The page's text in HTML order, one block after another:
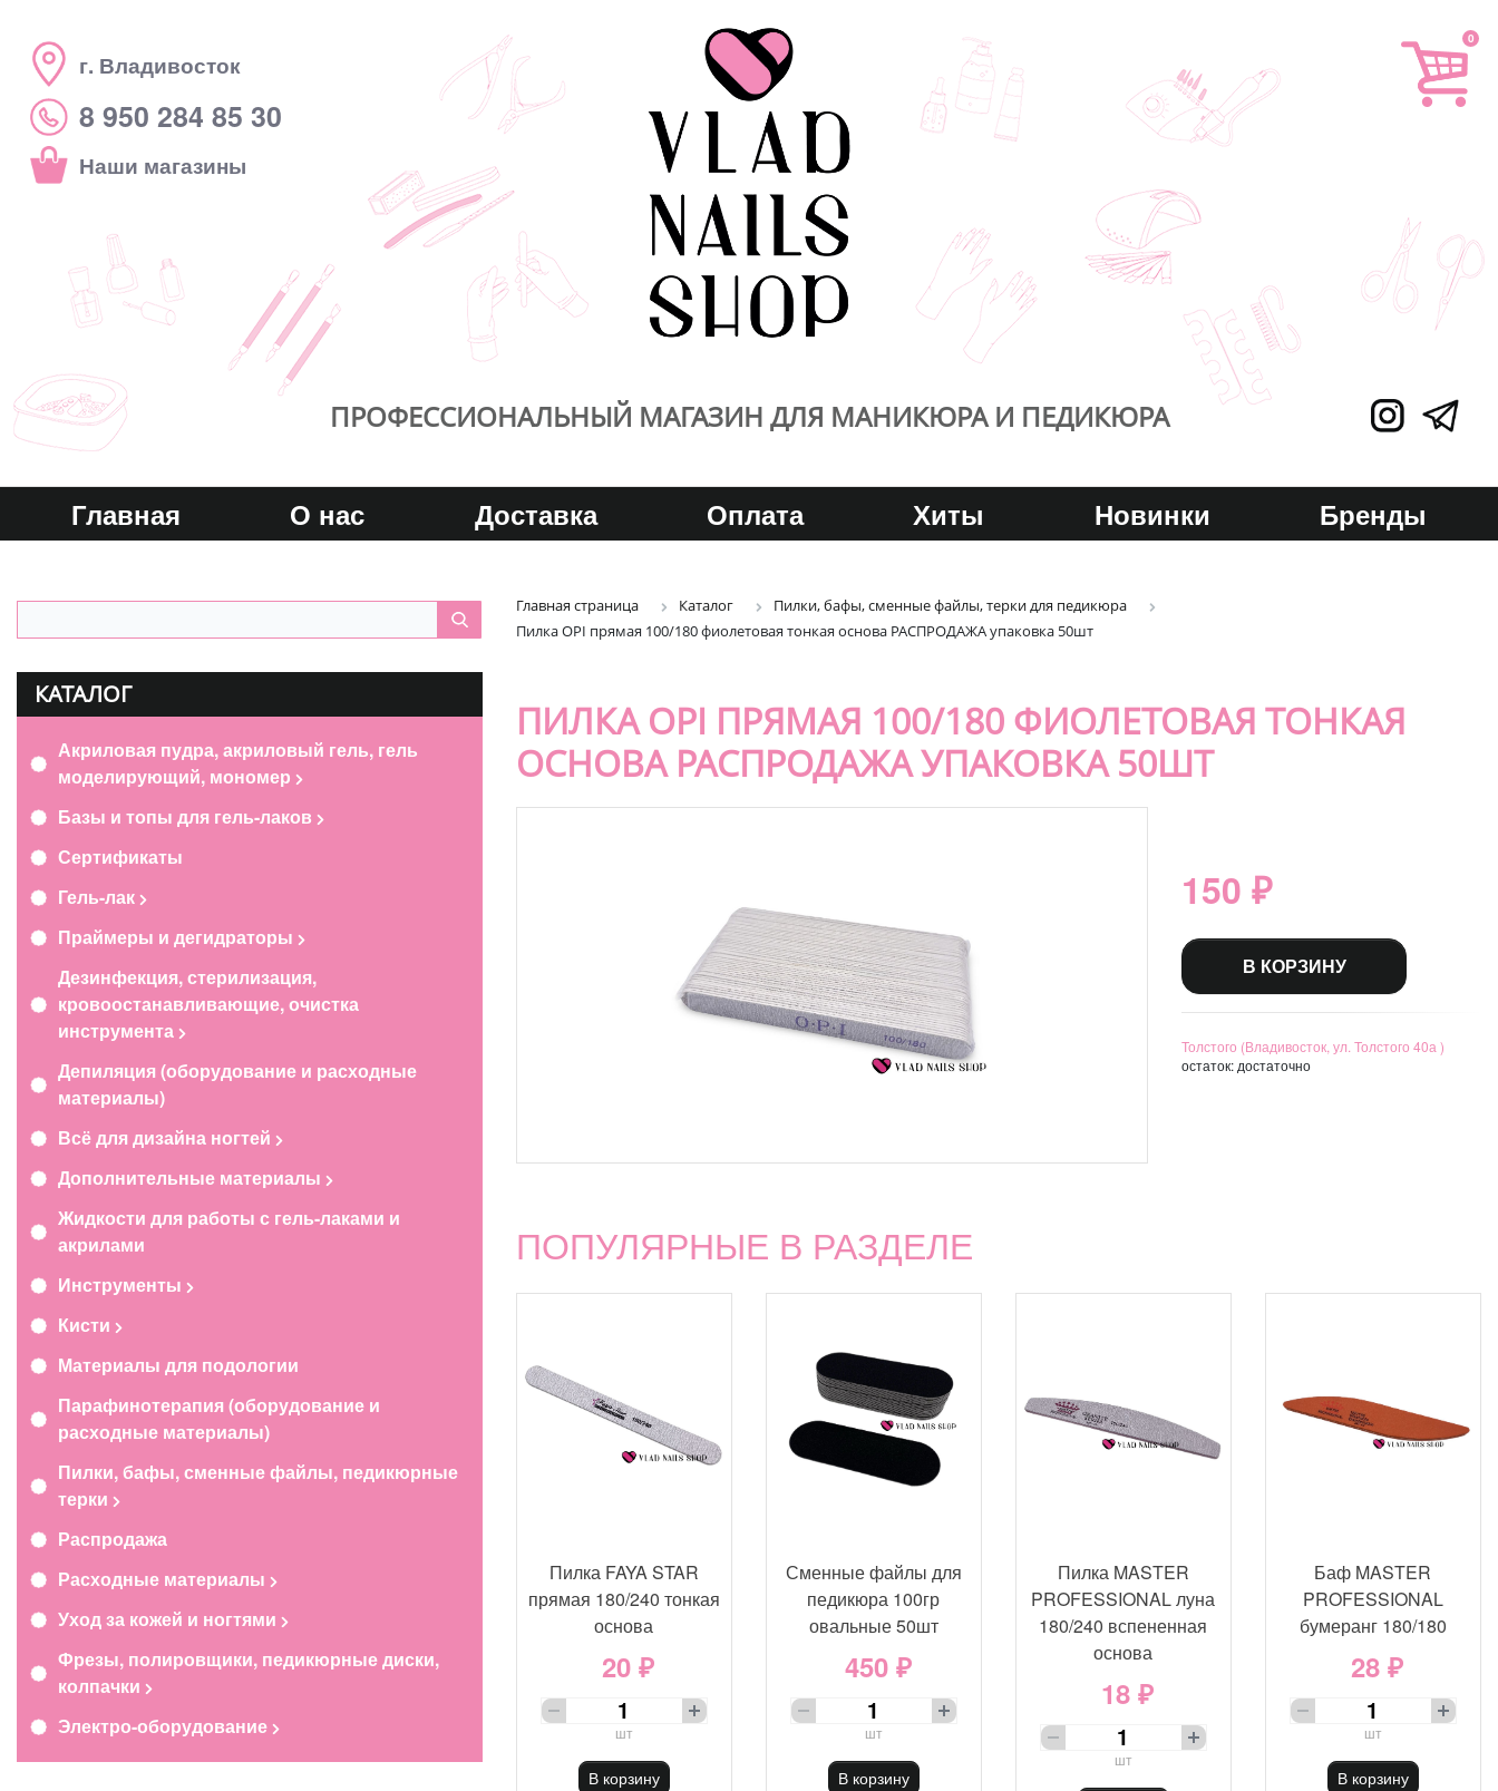
г. Владивосток
8 950 284 85 30
Наши магазины
0
ПРОФЕССИОНАЛЬНЫЙ МАГАЗИН ДЛЯ МАНИКЮРА И ПЕДИКЮРА
Главная О нас Доставка Оплата Хиты Новинки Бренды
Главная страница Каталог
Пилки, бафы, сменные файлы, терки для педикюра
Пилка OPI прямая 100/180 фиолетовая тонкая основа РАСПРОДАЖА упаковка 50шт
КАТАЛОГ
Акриловая пудра, акриловый гель, гель
моделирующий, мономер
Базы и топы для гель-лаков
Сертификаты
Гель-лак
Праймеры и дегидраторы
Дезинфекция, стерилизация,
кровоостанавливающие, очистка
инструмента
Депиляция (оборудование и расходные
материалы)
Всё для дизайна ногтей
Дополнительные материалы
Жидкости для работы с гель-лаками и
акрилами
Инструменты
Кисти
Материалы для подологии
Парафинотерапия (оборудование и
расходные материалы)
Пилки, бафы, сменные файлы, педикюрные
терки
Распродажа
Расходные материалы
Уход за кожей и ногтями
Фрезы, полировщики, педикюрные диски,
колпачки
Электро-оборудование
ПИЛКА OPI ПРЯМАЯ 100/180 ФИОЛЕТОВАЯ ТОНКАЯ
ОСНОВА РАСПРОДАЖА УПАКОВКА 50ШТ
150 ₽
В КОРЗИНУ
Толстого (Владивосток, ул. Толстого 40а )
остаток:достаточно
ПОПУЛЯРНЫЕ В РАЗДЕЛЕ
Пилка FAYA STAR
прямая 180/240 тонкая
основа
20 ₽
шт
В корзину
Сменные файлы для
педикюра 100гр
овальные 50шт
450 ₽
шт
В корзину
Пилка MASTER
PROFESSIONAL луна
180/240 вспененная
основа
18 ₽
шт
Баф MASTER
PROFESSIONAL
бумеранг 180/180
28 ₽
шт
В корзину